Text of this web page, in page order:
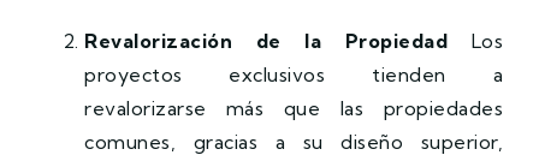
Revalorización de la Propiedad Los
proyectos exclusivos tienden a
revalorizarse más que las propiedades
comunes, gracias a su diseño superior,